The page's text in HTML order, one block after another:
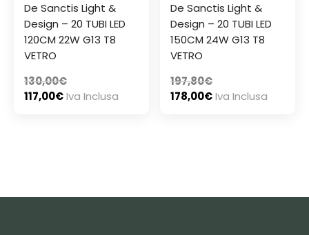
De Sanctis Light &
Design – 20 TUBI LED
120CM 22W G13 T8
VETRO
130,00€
117,00€Iva Inclusa
De Sanctis Light &
Design – 20 TUBI LED
150CM 24W G13 T8
VETRO
197,80€
178,00€Iva Inclusa